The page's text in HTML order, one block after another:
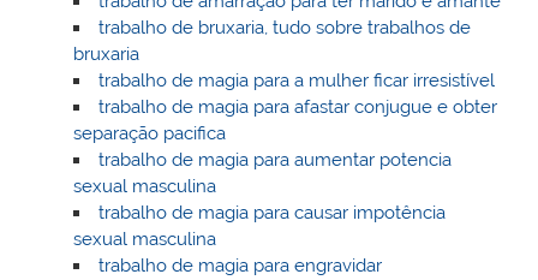
trabalho de bruxaria, tudo sobre trabalhos de
bruxaria
trabalho de magia para a mulher ficar irresistível
trabalho de magia para afastar conjugue e obter
separação pacifica
trabalho de magia para aumentar potencia
sexual masculina
trabalho de magia para causar impotência
sexual masculina
trabalho de magia para engravidar